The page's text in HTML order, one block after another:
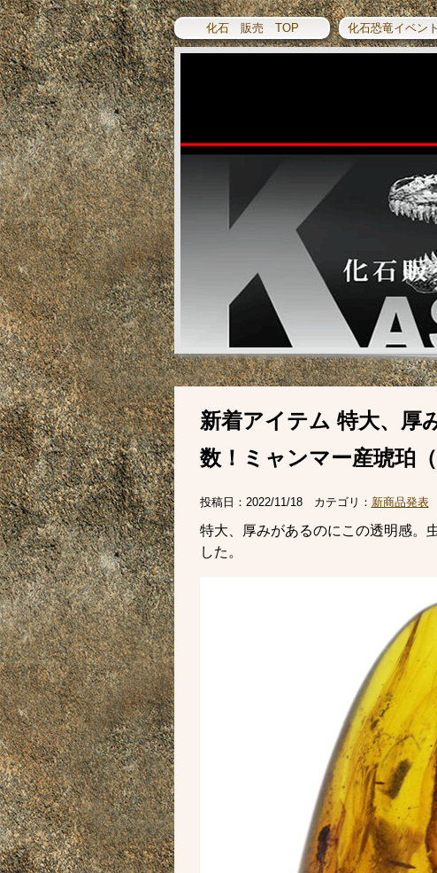
化石 販売 TOP 化石恐竜イベン
新着アイテム 特大、厚
数！ミャンマー産琥珀（
投稿日： 2022/11/18カテゴリ： 新商品発表
特大、厚みがあるのにこの透明感。
した。